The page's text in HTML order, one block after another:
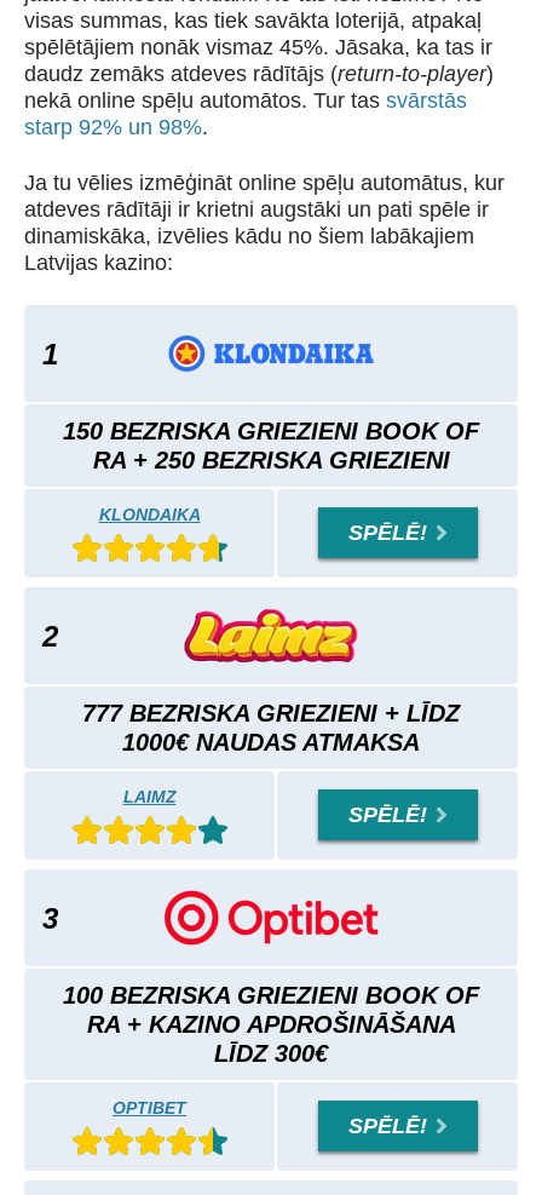
visas summas, kas tiek savākta loterijā, atpakaļ
spēlētājiem nonāk vismaz 45%. Jāsaka, ka tas ir
daudz zemāks atdeves rādītājs (return-to-player)
nekā online spēļu automātos. Tur tas svārstās
starp 92% un 98%.
Ja tu vēlies izmēģināt online spēļu automātus, kur
atdeves rādītāji ir krietni augstāki un pati spēle ir
dinamiskāka, izvēlies kādu no šiem labākajiem
Latvijas kazino:
1
150 BEZRISKA GRIEZIENI BOOK OF
RA + 250 BEZRISKA GRIEZIENI
KLONDAIKA
SPĒLĒ!
2
777 BEZRISKA GRIEZIENI + LĪDZ
1000€ NAUDAS ATMAKSA
LAIMZ
SPĒLĒ!
3
100 BEZRISKA GRIEZIENI BOOK OF
RA + KAZINO APDROŠINĀŠANA
LĪDZ 300€
OPTIBET
SPĒLĒ!